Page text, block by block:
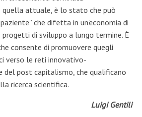
quella attuale, è lo stato che può
che difetta in un’economia di
di sviluppo a lungo termine. È
consente di promuovere quegli
verso le reti innovativo-
del post capitalismo, che qualificano
ricerca scientifica.
Luigi Gentili